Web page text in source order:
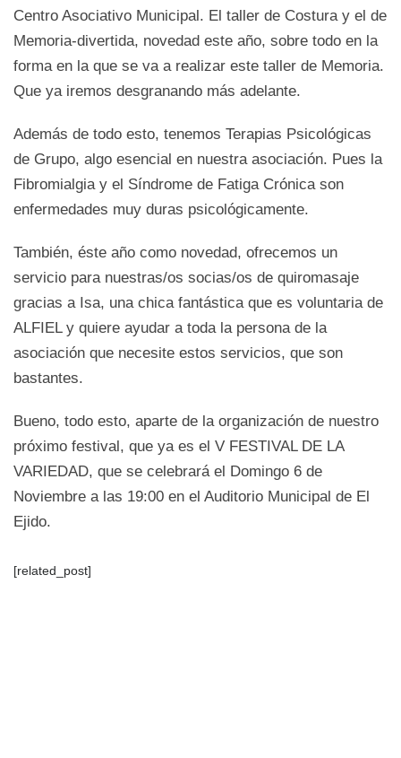
Centro Asociativo Municipal. El taller de Costura y el de
Memoria-divertida, novedad este año, sobre todo en la
forma en la que se va a realizar este taller de Memoria.
Que ya iremos desgranando más adelante.
Además de todo esto, tenemos Terapias Psicológicas
de Grupo, algo esencial en nuestra asociación. Pues la
Fibromialgia y el Síndrome de Fatiga Crónica son
enfermedades muy duras psicológicamente.
También, éste año como novedad, ofrecemos un
servicio para nuestras/os socias/os de quiromasaje
gracias a Isa, una chica fantástica que es voluntaria de
ALFIEL y quiere ayudar a toda la persona de la
asociación que necesite estos servicios, que son
bastantes.
Bueno, todo esto, aparte de la organización de nuestro
próximo festival, que ya es el V FESTIVAL DE LA
VARIEDAD, que se celebrará el Domingo 6 de
Noviembre a las 19:00 en el Auditorio Municipal de El
Ejido.
[related_post]